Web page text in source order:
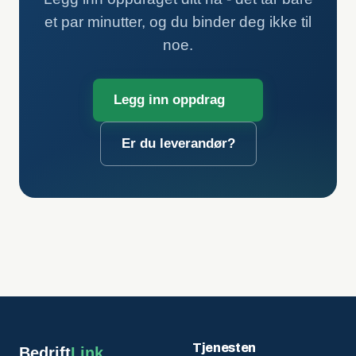
et par minutter, og du binder deg ikke til
noe.
Legg inn oppdrag
Er du leverandør?
Tjenesten